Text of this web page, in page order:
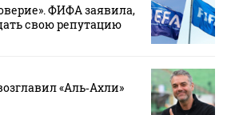
ФИФА заявила,
свою репутацию
«Аль‑Ахли»